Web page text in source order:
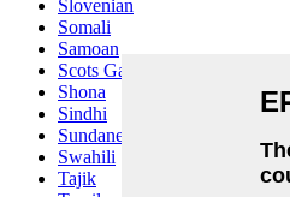
Slovenian
Somali
Samoan
Scots Gaelic
Shona
Sindhi
Sundanese
Swahili
Tajik